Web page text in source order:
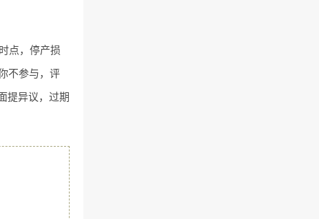
点，停产损
不参与，评
提异议，过期